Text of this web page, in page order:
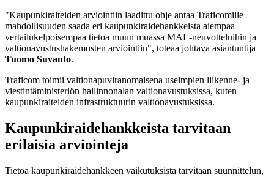
"Kaupunkiraiteiden arviointiin laadittu ohje antaa Traficomille
mahdollisuuden saada eri kaupunkiraidehankkeista aiempaa
vertailukelpoisempaa tietoa muun muassa MAL-neuvotteluihin ja
valtionavustushakemusten arviointiin", toteaa johtava asiantuntija
Tuomo Suvanto.
Traficom toimii valtionapuviranomaisena useimpien liikenne- ja
viestintäministeriön hallinnonalan valtionavustuksissa, kuten
kaupunkiraiteiden infrastruktuurin valtionavustuksissa.
Kaupunkiraidehankkeista tarvitaan
erilaisia arviointeja
Tietoa kaupunkiraidehankkeen vaikutuksista tarvitaan suunnittelun,